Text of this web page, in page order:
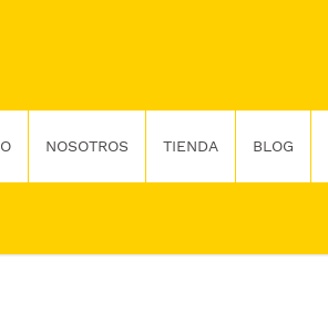
NOSOTROS TIENDA BLOG